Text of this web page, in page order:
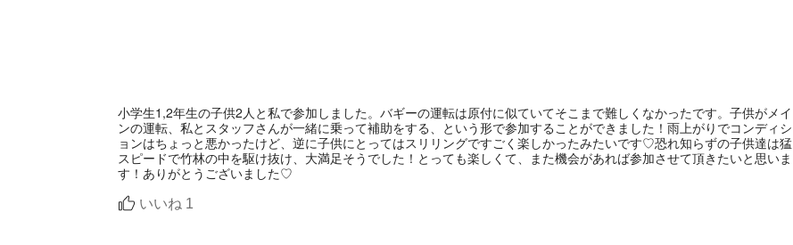
小学生1,2年生の子供2人と私で参加しました。バギーの運転は原付に似ていてそこまで難しくなかったです。子供がメイ
ンの運転、私とスタッフさんが一緒に乗って補助をする、という形で参加することができました！雨上がりでコンディシ
ョンはちょっと悪かったけど、逆に子供にとってはスリリングですごく楽しかったみたいです♡恐れ知らずの子供達は猛
スピードで竹林の中を駆け抜け、大満足そうでした！とっても楽しくて、また機会があれば参加させて頂きたいと思いま
す！ありがとうございました♡
いいね 1